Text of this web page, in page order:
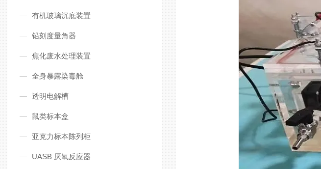
有机玻璃沉底装置
铅刻度量角器
焦化废水处理装置
全身暴露染毒舱
透明电解槽
鼠类标本盒
亚克力标本陈列柜
UASB 厌氧反应器